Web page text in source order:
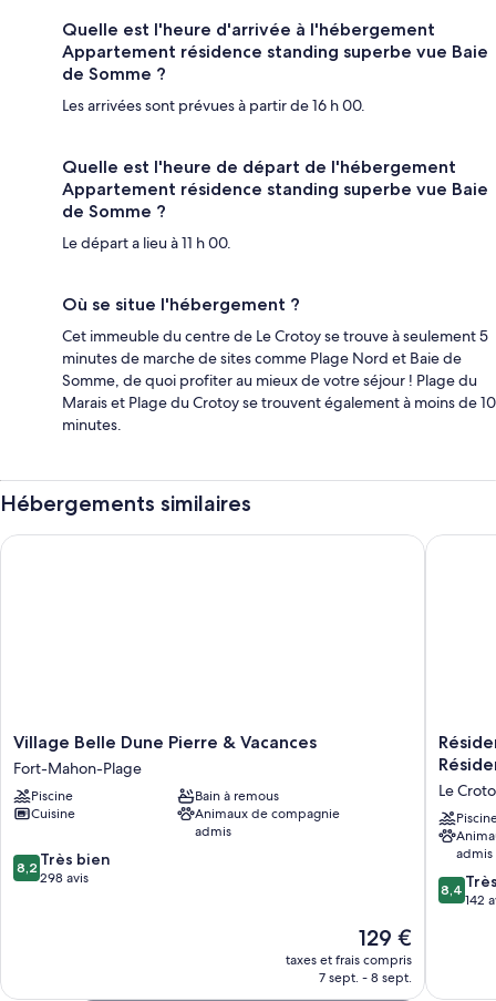
Quelle est l'heure d'arrivée à l'hébergement
Appartement résidence standing superbe vue Baie
de Somme ?
Les arrivées sont prévues à partir de 16 h 00.
Quelle est l'heure de départ de l'hébergement
Appartement résidence standing superbe vue Baie
de Somme ?
Le départ a lieu à 11 h 00.
Où se situe l'hébergement ?
Cet immeuble du centre de Le Crotoy se trouve à seulement 5
minutes de marche de sites comme Plage Nord et Baie de
Somme, de quoi profiter au mieux de votre séjour ! Plage du
Marais et Plage du Crotoy se trouvent également à moins de 10
minutes.
Hébergements similaires
Village
Belle
Dune
Pierre
&
Fort-
Mahon-
Village Belle Dune Pierre & Vacances
Fort-Mahon-Plage
Piscine
Bain à remous
Cuisine
Animaux de compagnie
admis
8.2
sur
8,2 Très bien
298 avis
Le
nouveau
prix
129 €
taxes et frais compris
7 sept. - 8 sept.
Village Belle Dune Pierre & Vacances
Pierre
la
plage
Le
admis
8.4
sur
8,4
142